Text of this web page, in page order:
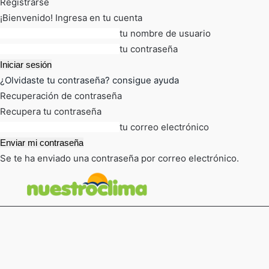
Registrarse
¡Bienvenido! Ingresa en tu cuenta
tu nombre de usuario
tu contraseña
¿Olvidaste tu contraseña? consigue ayuda
Recuperación de contraseña
Recupera tu contraseña
tu correo electrónico
Se te ha enviado una contraseña por correo electrónico.